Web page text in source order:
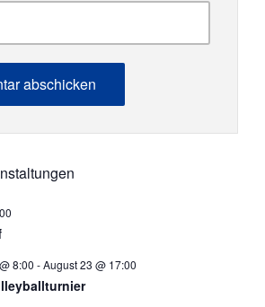
8:00 -August 23 @ 17:00